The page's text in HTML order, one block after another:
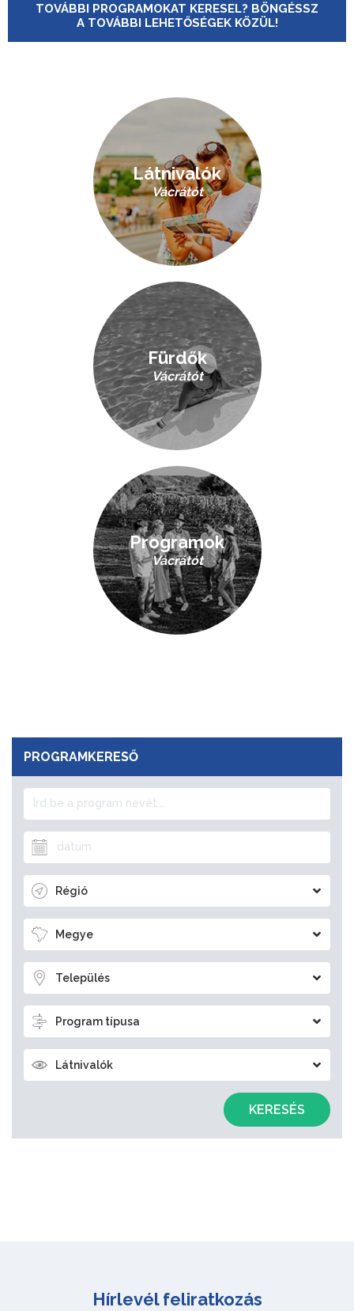
TOVÁBBI PROGRAMOKAT KERESEL? BÖNGÉSSZ
A TOVÁBBI LEHETŐSÉGEK KÖZÜL!
Látnivalók
Vácrátót
Fürdők
Vácrátót
Programok
Vácrátót
PROGRAMKERESŐ
Régió
Megye
Település
Program típusa
Látnivalók
KERESÉS
Hírlevél feliratkozás